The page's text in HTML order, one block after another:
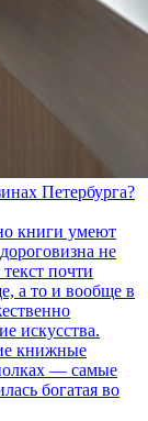
Петербурга?
книги умеют
не
почти
а то и вообще в
искусства.
книжные
— самые
богатая во